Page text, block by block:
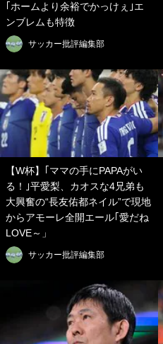
｢ホームより余裕でかっけぇ｣エ
ンブレムも特徴
サッカー批評編集部
【W杯】｢ママの手にPAPAがい
る！｣平愛梨、カオスな4兄弟も
大興奮の“長友佑都ネイル”で現地
からアモーレ全開エール｢愛だね
LOVE～」
サッカー批評編集部